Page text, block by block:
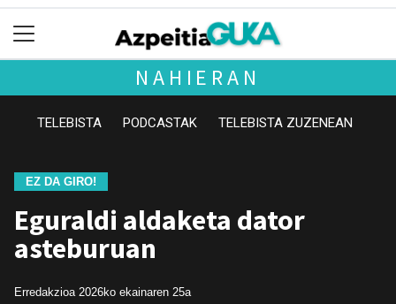
NAHIERAN
TELEBISTA PODCASTAK TELEBISTA ZUZENEAN
EZ DA GIRO!
Eguraldi aldaketa dator
asteburuan
Erredakzioa 2026ko ekainaren 25a